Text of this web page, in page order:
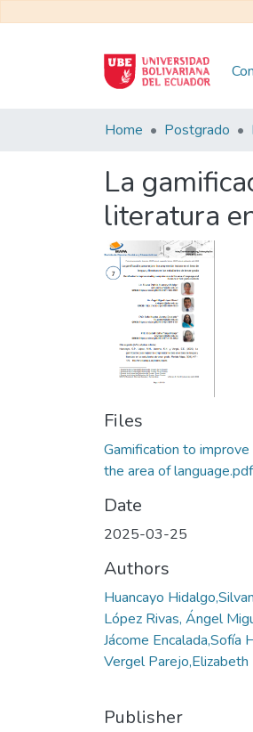
Home Postgrado
La
literatura
Files
Gamification to
the area of language.pdf
Date
2025-03-25
Authors
Huancayo
López Rivas, Ángel
Jácome Encalada,Sofía
Vergel
Publisher